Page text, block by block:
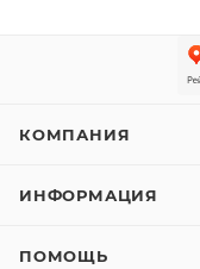
КОМПАНИЯ
ИНФОРМАЦИЯ
ПОМОЩЬ